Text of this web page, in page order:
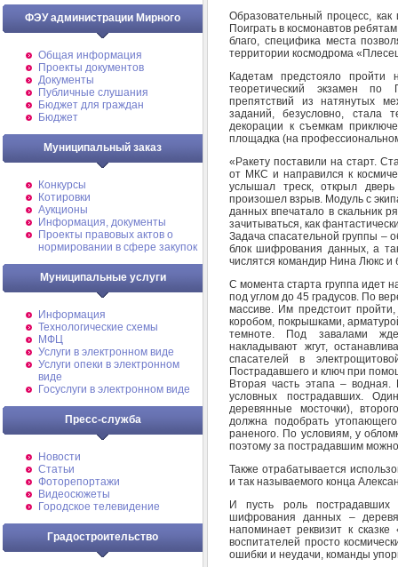
ФЭУ администрации Мирного
Общая информация
Проекты документов
Документы
Публичные слушания
Бюджет для граждан
Бюджет
Муниципальный заказ
Конкурсы
Котировки
Аукционы
Информация, документы
Проекты правовых актов о
нормировании в сфере закупок
Муниципальные услуги
Информация
Технологические схемы
МФЦ
Услуги в электронном виде
Услуги опеки в электронном
виде
Госуслуги в электронном виде
Пресс-служба
Новости
Статьи
Фоторепортажи
Видеосюжеты
Городское телевидение
Градостроительство
Образовательный процесс, как
Поиграть в космонавтов
благо, специфика места
территории космодрома
Кадетам предстояло пройти
теоретический экзамен по
препятствий из натянутых
заданий, безусловно, стала
декорации к съемкам
площадка (на
«Ракету поставили на старт.
от МКС и направился к
услышал треск, открыл
произошел взрыв. Модуль с
данных впечатало в скальник
зачитываться, как
Задача спасательной группы –
блок шифрования данных, а
числятся командир Нина Люкс и
С момента старта группа идет
под углом до 45 градусов. По
массиве. Им предстоит
коробом, покрышками,
темноте. Под завалами
накладывают жгут,
спасателей в
Пострадавшего и ключ при
Вторая часть этапа –
условных пострадавших.
деревянные мосточки),
должна подобрать
раненого. По условиям, у
поэтому за пострадавшим
Также отрабатывается
и так называемого конца
И пусть роль пострадавших
шифрования данных –
напоминает реквизит к
воспитателей просто
ошибки и неудачи, команды